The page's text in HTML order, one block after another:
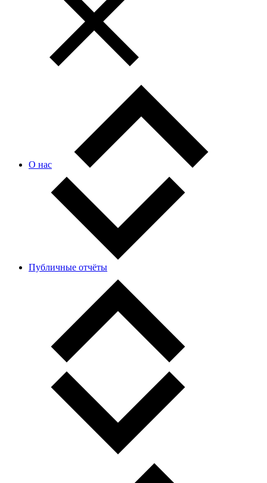
О нас
Публичные отчёты